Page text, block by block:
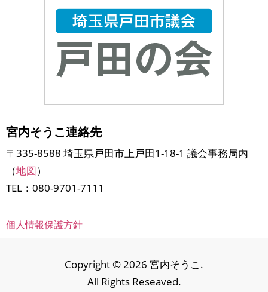
宮内そうこ連絡先
〒335-8588 埼玉県戸田市上戸田1-18-1 議会事務局内
（地図）
TEL：080-9701-7111
個人情報保護方針
Copyright © 2026 宮内そうこ.
All Rights Reseaved.